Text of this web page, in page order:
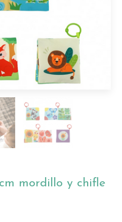
mordillo y chifle